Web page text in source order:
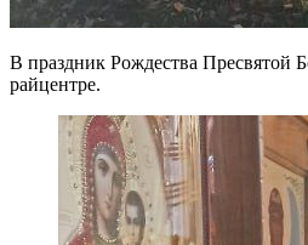
В праздник Рождества Пресвятой
райцентре.